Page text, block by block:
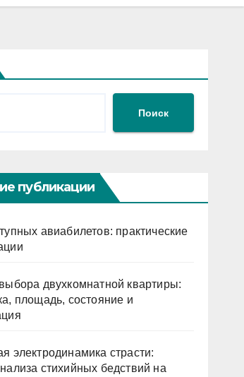
Поиск
публикации
авиабилетов: практические
двухкомнатной квартиры:
площадь, состояние и
электродинамика страсти:
стихийных бедствий на